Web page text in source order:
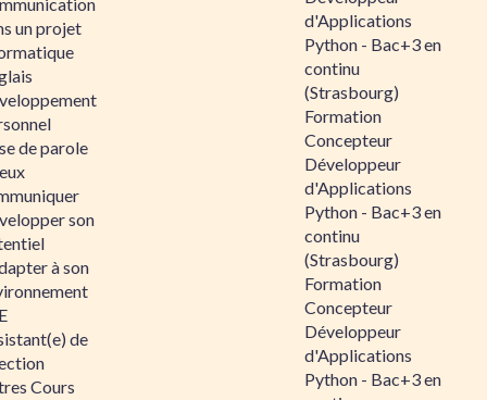
un projet
de parole
son
à son
de
Cours
d'Applications
Python - Bac+3 en
continu
(Strasbourg)
Formation
Concepteur
Développeur
d'Applications
Python - Bac+3 en
continu
(Strasbourg)
Formation
Concepteur
Développeur
d'Applications
Python - Bac+3 en